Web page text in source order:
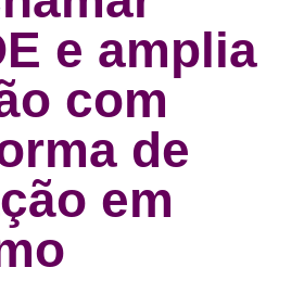
e amplia
com
de
em